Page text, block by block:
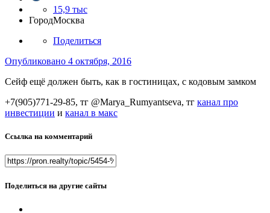
15,9 тыс
ГородМосква
Поделиться
Опубликовано 4 октября, 2016
Сейф ещё должен быть, как в гостиницах, с кодовым замком
+7(905)771-29-85, тг @Marya_Rumyantseva, тг канал про
инвестиции и канал в макс
Ссылка на комментарий
Поделиться на другие сайты